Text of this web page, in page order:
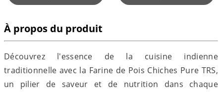
À propos du produit
Découvrez l'essence de la cuisine indienne
traditionnelle avec la Farine de Pois Chiches Pure TRS,
un pilier de saveur et de nutrition dans chaque